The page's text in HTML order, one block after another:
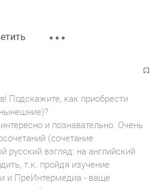
Подскажите, как приобрести
и познавательно. Очень
(сочетание
русский взгляд: на английский
т.к. пройдя изучение
и ПреИнтермедиа - ваще